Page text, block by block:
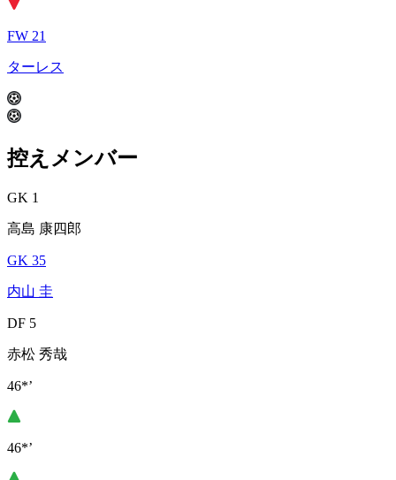
FW 21
ターレス
控えメンバー
GK 1
高島 康四郎
GK 35
内山 圭
DF 5
赤松 秀哉
46*’
46*’